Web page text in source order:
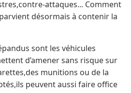
attaques... Comment
désormais à contenir la
sont les véhicules
d’amener sans risque sur
munitions ou de la
peuvent aussi faire office